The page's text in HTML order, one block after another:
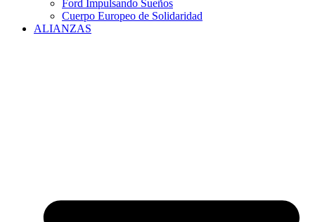
Ford Impulsando Sueños
Cuerpo Europeo de Solidaridad
ALIANZAS